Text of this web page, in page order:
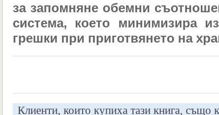
за запомняне обемни
система, което минимизира
грешки при приготвянето на
Клиенти, които купиха тази книга, също